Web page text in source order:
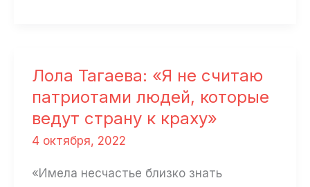
эту
войну»
Лола Тагаева: «Я не считаю
патриотами людей, которые
ведут страну к краху»
4 октября, 2022
«Имела несчастье близко знать